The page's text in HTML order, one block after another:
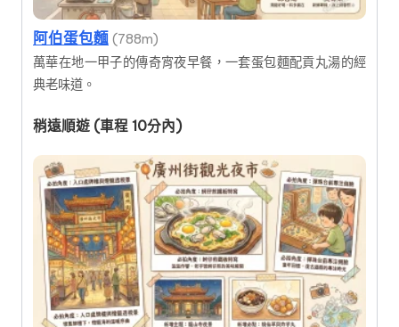
阿伯蛋包麵 (788m)
萬華在地一甲子的傳奇宵夜早餐，一套蛋包麵配貢丸湯的經
典老味道。
稍遠順遊 (車程 10分內)